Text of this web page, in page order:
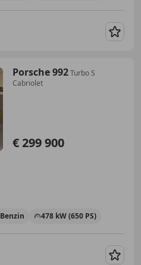
Porsche 992Turbo S
Cabriolet
€ 299 900
Benzin 478 kW (650 PS)